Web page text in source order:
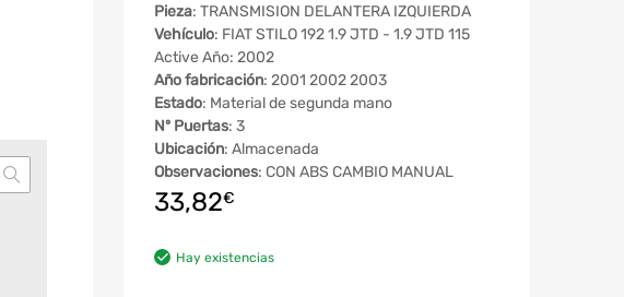
Pieza: TRANSMISION DELANTERA IZQUIERDA
Vehículo: FIAT STILO 192 1.9 JTD - 1.9 JTD 115
Active Año: 2002
Año fabricación: 2001 2002 2003
Estado: Material de segunda mano
Nº Puertas: 3
Ubicación: Almacenada
Observaciones: CON ABS CAMBIO MANUAL
33,82€
Hay existencias